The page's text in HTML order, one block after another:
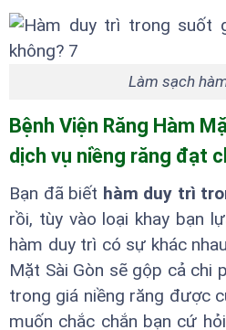
Làm sạch
Bệnh Viện Răng Hàm
dịch vụ niềng răng đạt
Bạn đã biết hàm duy trì
rồi, tùy vào loại khay bạn
hàm duy trì có sự khác
Mặt Sài Gòn sẽ gộp cả chi
trong giá niềng răng được
muốn chắc chắn bạn cứ